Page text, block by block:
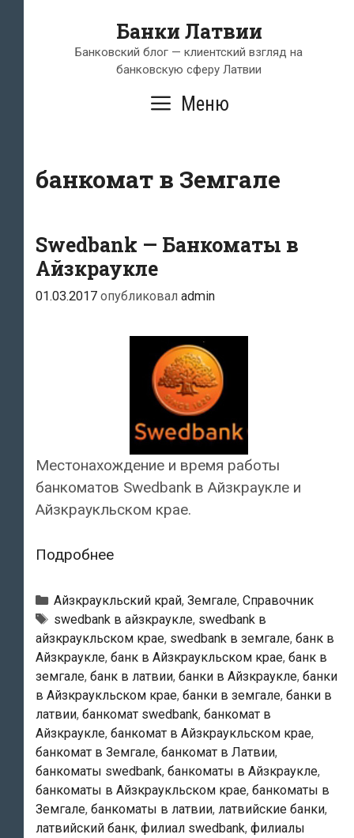
содержимому
Банки Латвии
Банковский блог — клиентский взгляд на
банковскую сферу Латвии
Меню
банкомат в Земгале
Swedbank — Банкоматы в
Айзкраукле
01.03.2017 опубликовал admin
Местонахождение и время работы
банкоматов Swedbank в Айзкраукле и
Айзкраукльском крае.
ПодробнееSwedbank
Банкоматы
в
Айзкраукле
Рубрики
Айзкраукльский край, Земгале, Справочник
Тэги
swedbank в айзкраукле, swedbank в
айзкраукльском крае, swedbank в земгале, банк в
Айзкраукле, банк в Айзкраукльском крае, банк в
земгале, банк в латвии, банки в Айзкраукле, банки
в Айзкраукльском крае, банки в земгале, банки в
латвии, банкомат swedbank, банкомат в
Айзкраукле, банкомат в Айзкраукльском крае,
банкомат в Земгале, банкомат в Латвии,
банкоматы swedbank, банкоматы в Айзкраукле,
банкоматы в Айзкраукльском крае, банкоматы в
Земгале, банкоматы в латвии, латвийские банки,
латвийский банк, филиал swedbank, филиалы